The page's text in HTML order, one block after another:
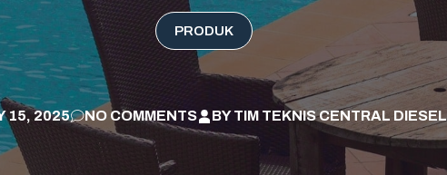
PRODUK
15, 2025 NO COMMENTS BYTIM TEKNIS CENTRAL DIESEL